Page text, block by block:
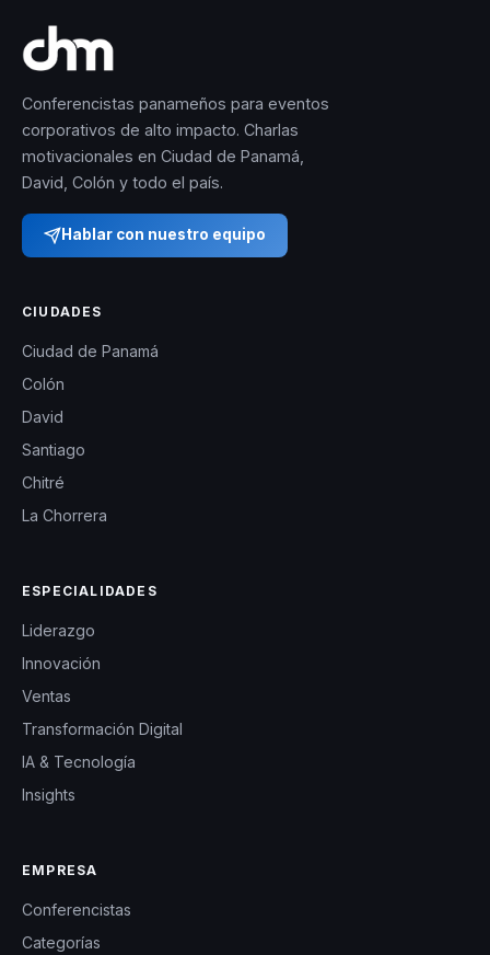
Conferencistas panameños para eventos
corporativos de alto impacto. Charlas
motivacionales en Ciudad de Panamá,
David, Colón y todo el país.
Hablar con nuestro equipo
CIUDADES
Ciudad de Panamá
Colón
David
Santiago
Chitré
La Chorrera
ESPECIALIDADES
Liderazgo
Innovación
Ventas
Transformación Digital
IA & Tecnología
Insights
EMPRESA
Conferencistas
Categorías